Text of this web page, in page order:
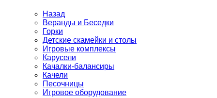
Назад
Веранды и Беседки
Горки
Детские скамейки и столы
Игровые комплексы
Карусели
Качалки-балансиры
Качели
Песочницы
Игровое оборудование